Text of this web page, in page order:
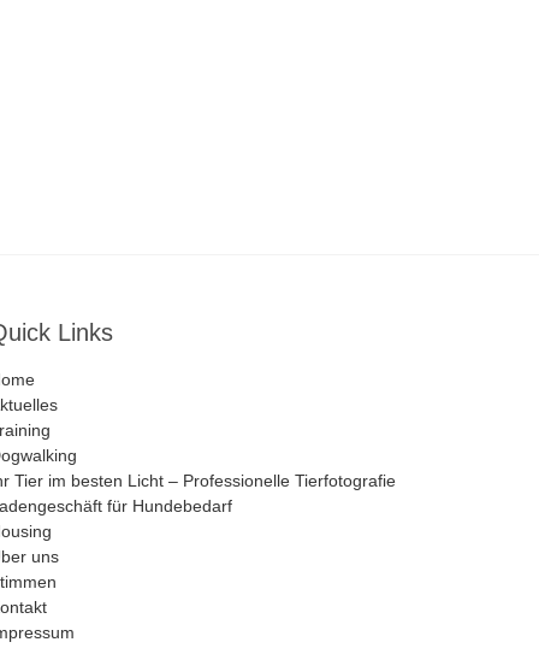
Links
Tier im besten Licht – Professionelle Tierfotografie
für Hundebedarf
uns